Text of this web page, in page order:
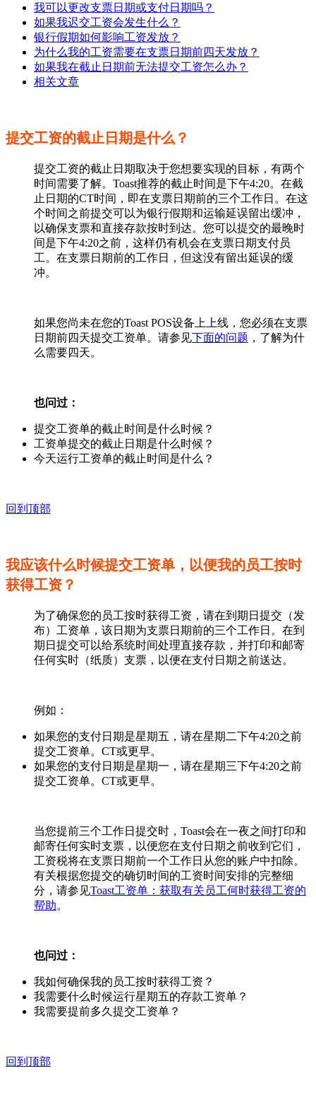
我可以更改支票日期或支付日期吗？
如果我迟交工资会发生什么？
银行假期如何影响工资发放？
为什么我的工资需要在支票日期前四天发放？
如果我在截止日期前无法提交工资怎么办？
相关文章
提交工资的截止日期是什么？
提交工资的截止日期取决于您想要实现的目标，有两个
时间需要了解。Toast推荐的截止时间是下午4:20。在截
止日期的CT时间，即在支票日期前的三个工作日。在这
个时间之前提交可以为银行假期和运输延误留出缓冲，
以确保支票和直接存款按时到达。您可以提交的最晚时
间是下午4:20之前，这样仍有机会在支票日期支付员
工。在支票日期前的工作日，但这没有留出延误的缓
冲。
如果您尚未在您的Toast POS设备上上线，您必须在支票
日期前四天提交工资单。请参见下面的问题 ，了解为什
么需要四天。
也问过：
提交工资单的截止时间是什么时候？
工资单提交的截止日期是什么时候？
今天运行工资单的截止时间是什么？
回到顶部
我应该什么时候提交工资单，以便我的员工按时
获得工资？
为了确保您的员工按时获得工资，请在到期日提交（发
布）工资单，该日期为支票日期前的三个工作日。在到
期日提交可以给系统时间处理直接存款，并打印和邮寄
任何实时（纸质）支票，以便在支付日期之前送达。
例如：
如果您的支付日期是星期五，请在星期二下午4:20之前
提交工资单。CT或更早。
如果您的支付日期是星期一，请在星期三下午4:20之前
提交工资单。CT或更早。
当您提前三个工作日提交时，Toast会在一夜之间打印和
邮寄任何实时支票，以便您在支付日期之前收到它们，
工资税将在支票日期前一个工作日从您的账户中扣除。
有关根据您提交的确切时间的工资时间安排的完整细
分，请参见Toast工资单：获取有关员工何时获得工资的
帮助。
也问过：
我如何确保我的员工按时获得工资？
我需要什么时候运行星期五的存款工资单？
我需要提前多久提交工资单？
回到顶部